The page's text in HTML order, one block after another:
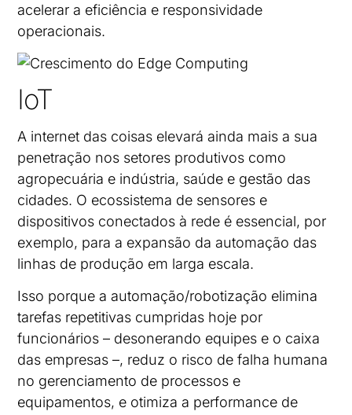
acelerar a eficiência e responsividade
operacionais.
IoT
A internet das coisas elevará ainda mais a sua
penetração nos setores produtivos como
agropecuária e indústria, saúde e gestão das
cidades. O ecossistema de sensores e
dispositivos conectados à rede é essencial, por
exemplo, para a expansão da automação das
linhas de produção em larga escala.
Isso porque a automação/robotização elimina
tarefas repetitivas cumpridas hoje por
funcionários – desonerando equipes e o caixa
das empresas –, reduz o risco de falha humana
no gerenciamento de processos e
equipamentos, e otimiza a performance de